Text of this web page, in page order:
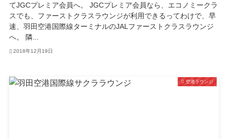
てJGCプレミア会員へ。 JGCプレミア会員なら、エコノミークラ
スでも、ファーストクラスラウンジが利用できるってわけで、早
速、羽田空港国際線ターミナルのJALファーストクラスラウンジ
へ。 隣...
2018年12月19日
空港ラウンジ